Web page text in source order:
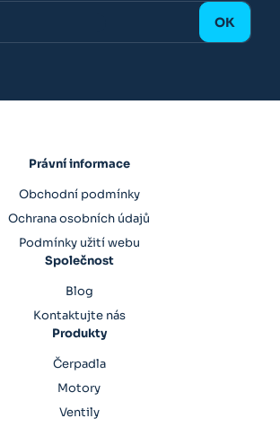
Právní informace
Obchodní podmínky
Ochrana osobních údajů
Podmínky užití webu
Společnost
Blog
Kontaktujte nás
Produkty
Čerpadla
Motory
Ventily